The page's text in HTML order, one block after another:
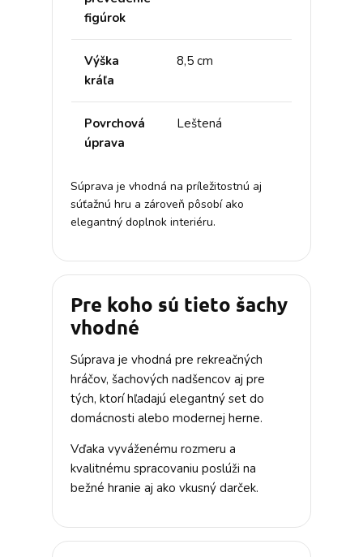
figúrok
Výška
kráľa
8,5 cm
Povrchová
úprava
Leštená
Súprava je vhodná na príležitostnú aj
súťažnú hru a zároveň pôsobí ako
elegantný doplnok interiéru.
Pre koho sú tieto šachy
vhodné
Súprava je vhodná pre rekreačných
hráčov, šachových nadšencov aj pre
tých, ktorí hľadajú elegantný set do
domácnosti alebo modernej herne.
Vďaka vyváženému rozmeru a
kvalitnému spracovaniu poslúži na
bežné hranie aj ako vkusný darček.